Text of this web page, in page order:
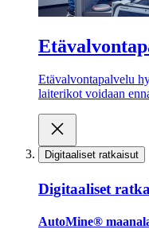
Etävalvontapalvelu
laiterikot voidaan
Digitaaliset ratkaisut
Digitaaliset
AutoMine®